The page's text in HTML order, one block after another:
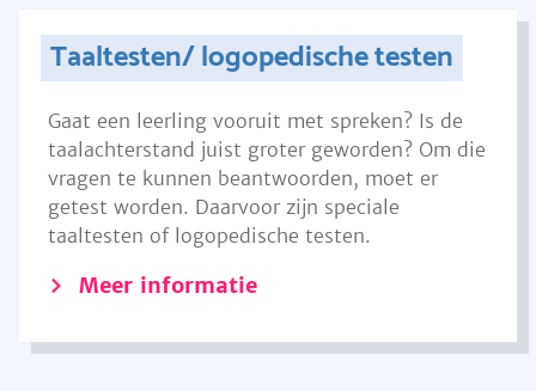
Taaltesten/ logopedische testen
Gaat een leerling vooruit met spreken? Is de
taalachterstand juist groter geworden? Om die
vragen te kunnen beantwoorden, moet er
getest worden. Daarvoor zijn speciale
taaltesten of logopedische testen.
Meer informatie